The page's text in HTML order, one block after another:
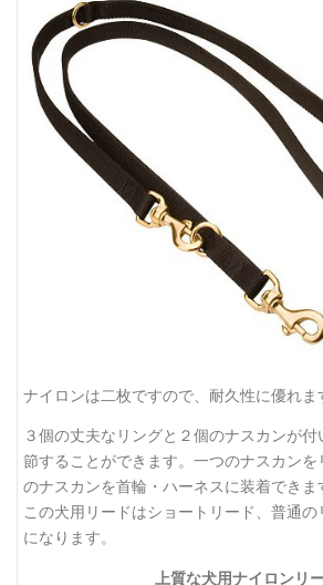
ナイロンは二枚ですので、耐久性に優れま
３個の丈夫なリングと２個のナスカンが
節することができます。一つのナスカン
のナスカンを首輪・ハーネスに装着できま
この犬用リードはショートリード、普通
になります。
上質な犬用ナイロンリ